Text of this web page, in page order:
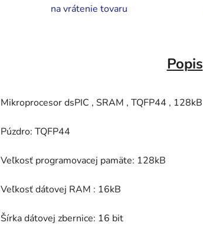
na vrátenie tovaru
Popis
Mikroprocesor dsPIC , SRAM , TQFP44 , 128kB
Púzdro: TQFP44
Veľkosť programovacej pamäte: 128kB
Veľkosť dátovej RAM : 16kB
Šírka dátovej zbernice: 16 bit